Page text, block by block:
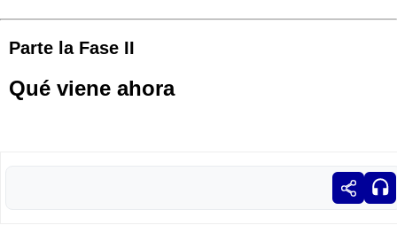
Parte la Fase II
Qué viene ahora